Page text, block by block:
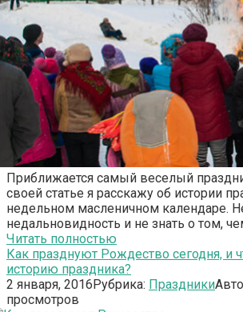
Приближается самый веселый
своей статье я расскажу об истории
недельном масленичном календаре.
недальновидность и не знать о том,
Читать полностью
Как празднуют Рождество сегодня, и
историю праздника?
2 января, 2016Рубрика: Праздники
просмотров